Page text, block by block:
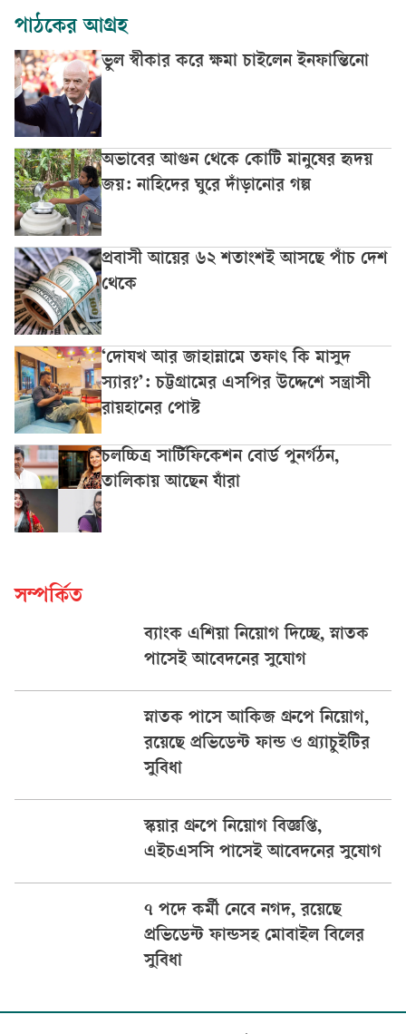
পাঠকের আগ্রহ
ভুল স্বীকার করে ক্ষমা চাইলেন ইনফান্তিনো
অভাবের আগুন থেকে কোটি মানুষের হৃদয়
জয়: নাহিদের ঘুরে দাঁড়ানোর গল্প
প্রবাসী আয়ের ৬২ শতাংশই আসছে পাঁচ দেশ
থেকে
‘দোযখ আর জাহান্নামে তফাৎ কি মাসুদ
স্যার?’: চট্টগ্রামের এসপির উদ্দেশে সন্ত্রাসী
রায়হানের পোস্ট
চলচ্চিত্র সার্টিফিকেশন বোর্ড পুনর্গঠন,
তালিকায় আছেন যাঁরা
সম্পর্কিত
ব্যাংক এশিয়া নিয়োগ দিচ্ছে, স্নাতক
পাসেই আবেদনের সুযোগ
স্নাতক পাসে আকিজ গ্রুপে নিয়োগ,
রয়েছে প্রভিডেন্ট ফান্ড ও গ্র্যাচুইটির
সুবিধা
স্কয়ার গ্রুপে নিয়োগ বিজ্ঞপ্তি,
এইচএসসি পাসেই আবেদনের সুযোগ
৭ পদে কর্মী নেবে নগদ, রয়েছে
প্রভিডেন্ট ফান্ডসহ মোবাইল বিলের
সুবিধা